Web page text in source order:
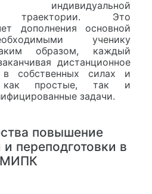
индивидуальной
траектории. Это
дополнения основной
ученику
образом, каждый
дистанционное
в собственных силах и
простые, так и
задачи.
повышение
переподготовки в
МИПК